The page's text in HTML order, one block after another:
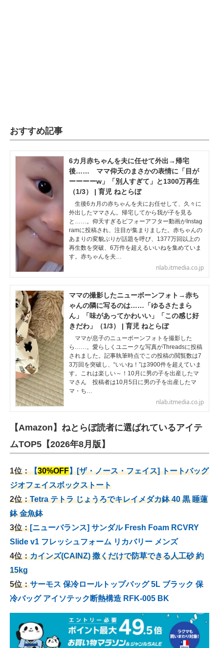
おすすめ記事
6カ月赤ちゃんを夫に任せて外出→帰宅
後…… ママ仰天のまさかの表情に「目が
ーーーーw」「別人すぎて」と1300万再生
（1/3） | 育児 ねとらぼ
生後6カ月の赤ちゃんを夫にお任せして、久々に
外出したママさん。帰宅してから我が子を見る
と……。仰天すぎるビフォーアフター動画がInstag
ramに投稿され、注目が集まりました。赤ちゃんの
あまりの変貌ぶりが話題を呼び、1377万回以上の
再生数を突破、6万件を超えるいいねを集めていま
す。赤ちゃんを夫…
nlab.itmedia.co.jp
ママの撮影したニューボーンフォト→赤ち
ゃんの隣に写るのは……「ゆるさたまら
ん」「味があってかわいい」「この感じ好
きだわ」（1/3） | 育児 ねとらぼ
ママが息子のニューボーンフォトを撮影した
ら……。愛らしくユニークな写真がThreadsに投稿
されました。記事執筆時点でこの投稿の閲覧数は7
3万回を突破し、“いいね！”は3900件を超えていま
す。これは楽しい～！10月に男の子を出産したマ
マさん 投稿者は10月5日に男の子を出産したマ
マ・ち…
nlab.itmedia.co.jp
【Amazon】ねとらぼ読者に選ばれているアイテ
ムTOP5【2026年8月版】
1位：【30%OFF】[ザ・ノース・フェイス] トートバッグ
ジオフェイスボックストート
2位：Tetra テトラ じょうろでキレイメダカ鉢 40 黒 睡蓮
鉢 金魚鉢
3位：[ニューバランス] サンダル Fresh Foam RCVRY
Slide v1 フレッシュフォーム リカバリー メンズ
4位：カインズ(CAINZ) 撒くだけで防草できる人工砂 約
15kg
5位：サーモス 保冷ロールトップバッグ 5L ブラック 保
冷バッグ アイソテック断熱構造 RFK-005 BK